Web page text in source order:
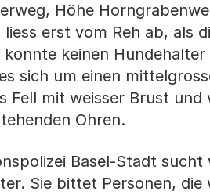
Höhe
liess erst vom Reh ab, als
konnte keinen
sich um einen
Fell mit weisser Brust
Ohren.
Basel-Stadt
Sie bittet Personen,